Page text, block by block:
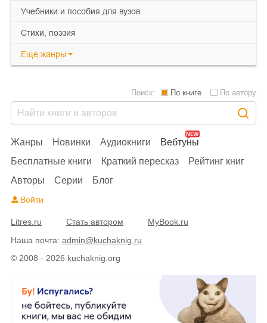
учебники и пособия для вузов
cтихи, поэзия
Еще жанры
© 2008 - 2026 kuchaknig.org
Жанры Новинки Аудиокниги
Вебтуны
Бесплатные книги
Краткий пересказ
Рейтинг книг
Авторы
Серии Блог
Поиск: По книге По автору
Войти
Litres.ru Стать автором
MyBook.ru
Наша почта: admin@kuchaknig.ru